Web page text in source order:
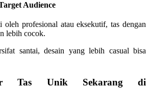
Audience
profesional atau eksekutif, tas dengan
lebih cocok.
santai, desain yang lebih casual bisa
Tas Unik Sekarang di